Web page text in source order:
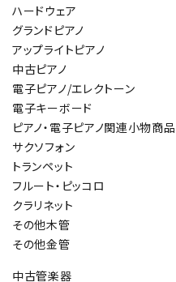
ハードウェア
グランドピアノ
アップライトピアノ
中古ピアノ
電子ピアノ/エレクトーン
電子キーボード
ピアノ・電子ピアノ関連小物商品
サクソフォン
トランペット
フルート・ピッコロ
クラリネット
その他木管
その他金管
中古管楽器